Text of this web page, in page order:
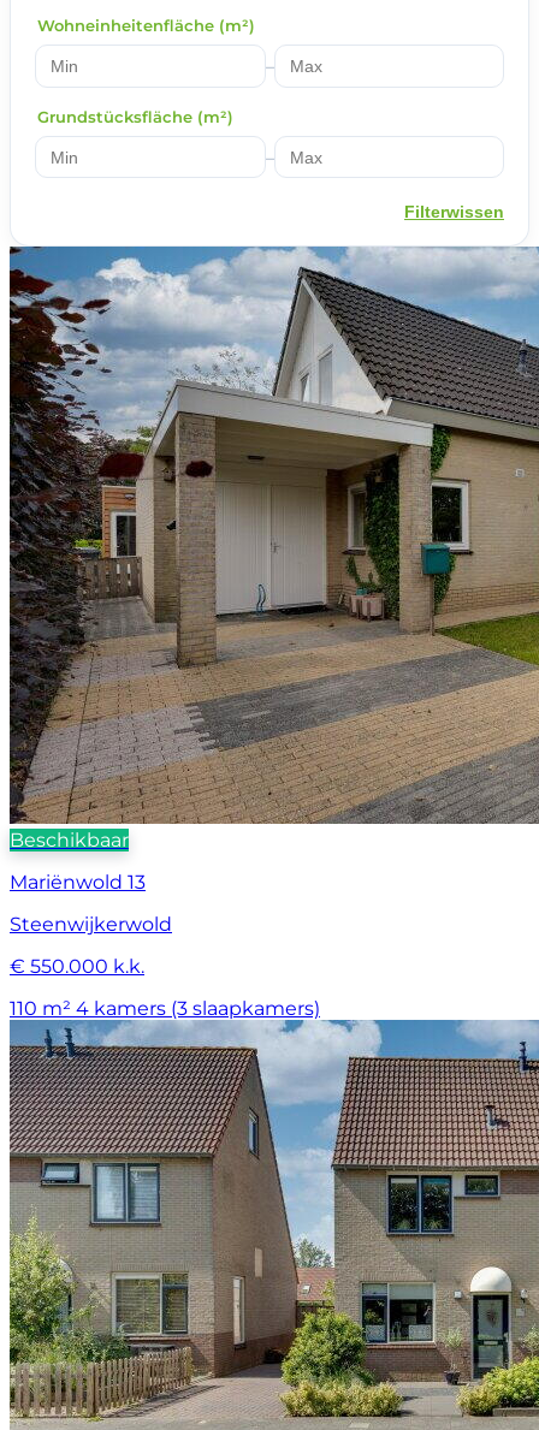
Wohneinheitenfläche (m²)
–
Grundstücksfläche (m²)
–
Filterwissen
Beschikbaar
Mariënwold 13
Steenwijkerwold
€ 550.000 k.k.
110 m² 4 kamers (3 slaapkamers)